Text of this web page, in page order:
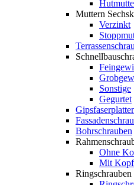
Muttern
Verzinkt
Sonstige
Gegurtet
Bohrschrauben
Ohne
Mit Kopf
Ringschrauben